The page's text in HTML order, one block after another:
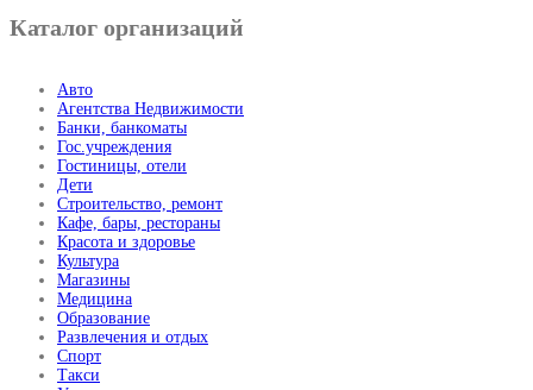
Каталог организаций
Авто
Агентства Недвижимости
Банки, банкоматы
Гос.учреждения
Гостиницы, отели
Дети
Строительство, ремонт
Кафе, бары, рестораны
Красота и здоровье
Культура
Магазины
Медицина
Образование
Развлечения и отдых
Спорт
Такси